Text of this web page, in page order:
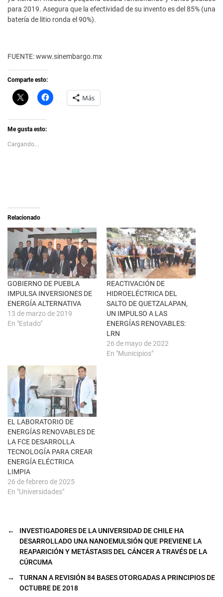
para 2019. Asegura que la efectividad de su invento es del 85% (una
batería de litio ronda el 90%).
FUENTE: www.sinembargo.mx
Comparte esto:
C
l
k
t
s
h
e
b
r
e
e
n
u
n
a
v
e
n
t
a
n
a
n
u
H
a
e
n
F
a
c
e
o
o
k
(
S
e
a
b
v
e
n
t
a
n
a
n
u
e
v
a
)
Más
Me gusta esto:
Cargando...
Relacionado
GOBIERNO DE PUEBLA
IMPULSA INVERSIONES DE
ENERGÍA ALTERNATIVA
13 de marzo de 2019
En "Estado"
REACTIVACIÓN DE
HIDROELÉCTRICA DEL
SALTO DE QUETZALAPAN,
UN IMPULSO A LAS
ENERGÍAS RENOVABLES:
LRN
26 de mayo de 2022
En "Municipios"
EL LABORATORIO DE
ENERGÍAS RENOVABLES DE
LA FCE DESARROLLA
TECNOLOGÍA PARA CREAR
ENERGÍA ELÉCTRICA
LIMPIA
26 de febrero de 2025
En "Universidades"
←
INVESTIGADORES DE LA UNIVERSIDAD DE CHILE HA
DESARROLLADO UNA NANOEMULSIÓN QUE PREVIENE LA
REAPARICIÓN Y METÁSTASIS DEL CÁNCER A TRAVÉS DE LA
CÚRCUMA
→
TURNAN A REVISIÓN 84 BASES OTORGADAS A PRINCIPIOS DE
OCTUBRE DE 2018